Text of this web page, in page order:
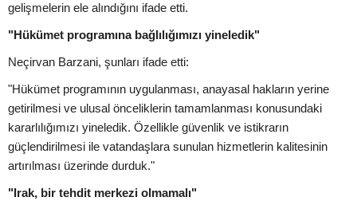
gelişmelerin ele alındığını ifade etti.
"Hükümet programına bağlılığımızı yineledik"
Neçirvan Barzani, şunları ifade etti:
"Hükümet programının uygulanması, anayasal hakların yerine
getirilmesi ve ulusal önceliklerin tamamlanması konusundaki
kararlılığımızı yineledik. Özellikle güvenlik ve istikrarın
güçlendirilmesi ile vatandaşlara sunulan hizmetlerin kalitesinin
artırılması üzerinde durduk."
"Irak, bir tehdit merkezi olmamalı"